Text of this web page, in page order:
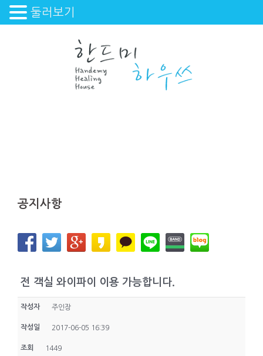
공지사항
전 객실 와이파이 이용 가능합니다.
작성자 주인장
작성일 2017-06-05 16:39
조회 1449
둘러보기